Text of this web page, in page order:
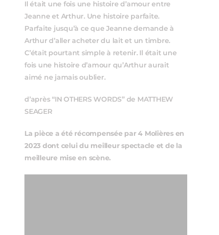
Il était une fois une histoire d’amour entre
Jeanne et Arthur. Une histoire parfaite.
Parfaite jusqu’à ce que Jeanne demande à
Arthur d’aller acheter du lait et un timbre.
C’était pourtant simple à retenir. Il était une
fois une histoire d’amour qu’Arthur aurait
aimé ne jamais oublier.
d’après “IN OTHERS WORDS” de MATTHEW
SEAGER
La pièce a été récompensée par 4 Molières en
2023 dont celui du meilleur spectacle et de la
meilleure mise en scène.